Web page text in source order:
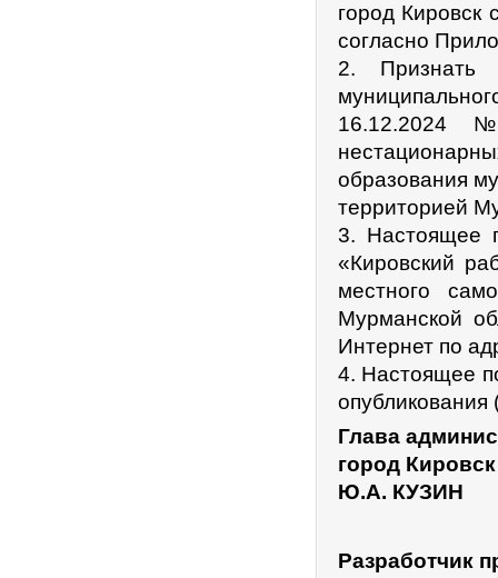
город Кировск
согласно
2. Признать
16.12.2024
образования
территорией
3. Настоящее
«Кировский
местного
Мурманской
Интернет по
4. Настоящее
опубликования
Глава
город
Ю.А. КУЗИН
Разработчик